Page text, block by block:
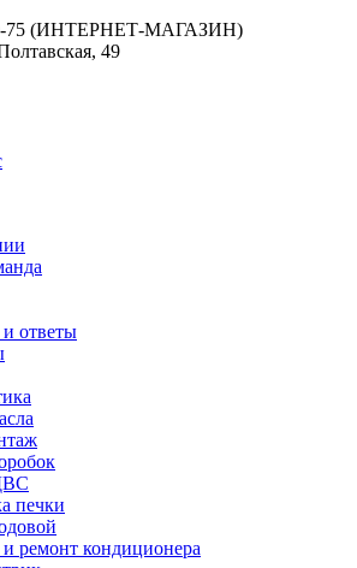
75 (ИНТЕРНЕТ-МАГАЗИН)
49
ответы
печки
и ремонт кондиционера